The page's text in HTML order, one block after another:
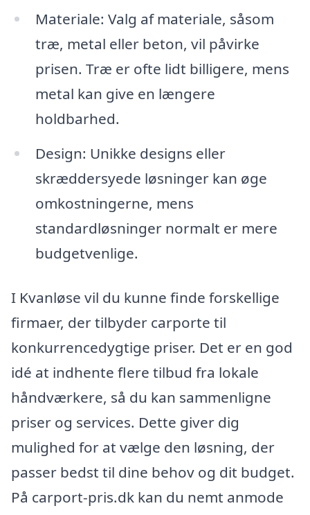
Materiale: Valg af materiale, såsom
træ, metal eller beton, vil påvirke
prisen. Træ er ofte lidt billigere, mens
metal kan give en længere
holdbarhed.
Design: Unikke designs eller
skræddersyede løsninger kan øge
omkostningerne, mens
standardløsninger normalt er mere
budgetvenlige.
I Kvanløse vil du kunne finde forskellige
firmaer, der tilbyder carporte til
konkurrencedygtige priser. Det er en god
idé at indhente flere tilbud fra lokale
håndværkere, så du kan sammenligne
priser og services. Dette giver dig
mulighed for at vælge den løsning, der
passer bedst til dine behov og dit budget.
På carport-pris.dk kan du nemt anmode